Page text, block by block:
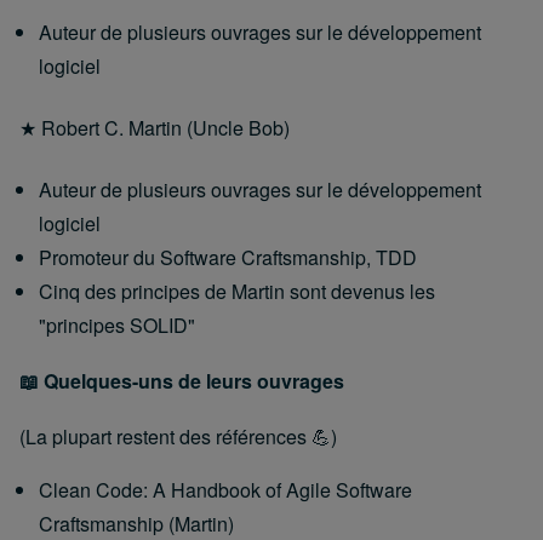
Auteur de plusieurs ouvrages sur le développement
logiciel
★ Robert C. Martin (Uncle Bob)
Auteur de plusieurs ouvrages sur le développement
logiciel
Promoteur du Software Craftsmanship, TDD
Cinq des principes de Martin sont devenus les
"principes SOLID"
📖 Quelques-uns de leurs ouvrages
(La plupart restent des références 💪)
Clean Code: A Handbook of Agile Software
Craftsmanship (Martin)